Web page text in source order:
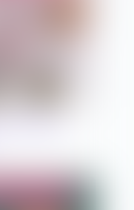
définition,
de leur patrimoine